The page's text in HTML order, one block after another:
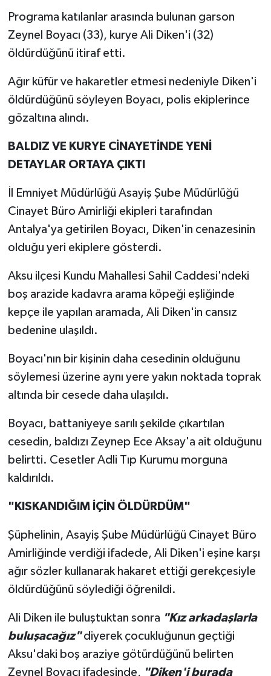
Programa katılanlar arasında bulunan garson
Zeynel Boyacı (33), kurye Ali Diken'i (32)
öldürdüğünü itiraf etti.
Ağır küfür ve hakaretler etmesi nedeniyle Diken'i
öldürdüğünü söyleyen Boyacı, polis ekiplerince
gözaltına alındı.
BALDIZ VE KURYE CİNAYETİNDE YENİ
DETAYLAR ORTAYA ÇIKTI
İl Emniyet Müdürlüğü Asayiş Şube Müdürlüğü
Cinayet Büro Amirliği ekipleri tarafından
Antalya'ya getirilen Boyacı, Diken'in cenazesinin
olduğu yeri ekiplere gösterdi.
Aksu ilçesi Kundu Mahallesi Sahil Caddesi'ndeki
boş arazide kadavra arama köpeği eşliğinde
kepçe ile yapılan aramada, Ali Diken'in cansız
bedenine ulaşıldı.
Boyacı'nın bir kişinin daha cesedinin olduğunu
söylemesi üzerine aynı yere yakın noktada toprak
altında bir cesede daha ulaşıldı.
Boyacı, battaniyeye sarılı şekilde çıkartılan
cesedin, baldızı Zeynep Ece Aksay'a ait olduğunu
belirtti. Cesetler Adli Tıp Kurumu morguna
kaldırıldı.
"KISKANDIĞIM İÇİN ÖLDÜRDÜM"
Şüphelinin, Asayiş Şube Müdürlüğü Cinayet Büro
Amirliğinde verdiği ifadede, Ali Diken'i eşine karşı
ağır sözler kullanarak hakaret ettiği gerekçesiyle
öldürdüğünü söylediği öğrenildi.
Ali Diken ile buluştuktan sonra "Kız arkadaşlarla
buluşacağız"diyerek çocukluğunun geçtiği
Aksu'daki boş araziye götürdüğünü belirten
Zeynel Boyacı ifadesinde, "Diken'i burada